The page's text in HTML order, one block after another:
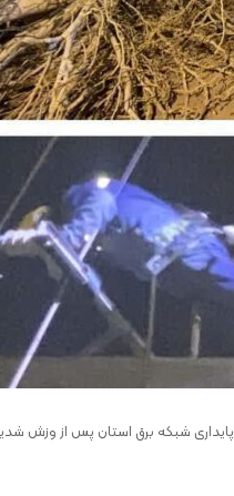
پایداری شبکه برق استان پس از وزش